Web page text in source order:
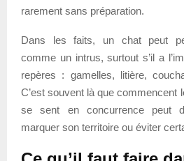
rarement sans préparation.
Dans les faits, un chat peut
comme un intrus, surtout s’il a
repères : gamelles, litière,
C’est souvent là que commencent
se sent en concurrence peut
marquer son territoire ou éviter